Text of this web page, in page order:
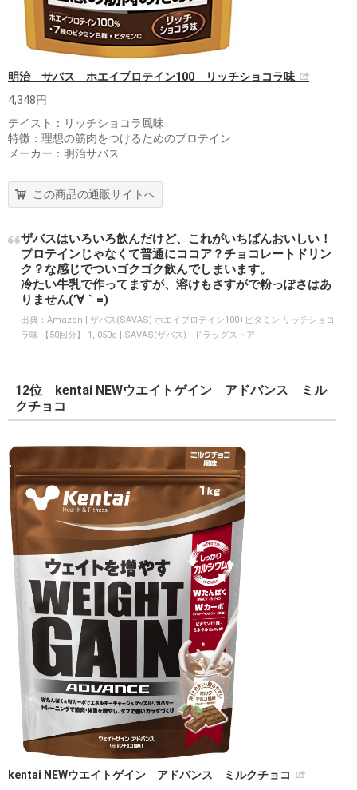
明治 サバス ホエイプロテイン100 リッチショコラ味
4,348円
テイスト：リッチショコラ風味
特徴：理想の筋肉をつけるためのプロテイン
メーカー：明治サバス
この商品の通販サイトへ
ザバスはいろいろ飲んだけど、これがいちばんおいしい！
プロテインじゃなくて普通にココア？チョコレートドリン
ク？な感じでついゴクゴク飲んでしまいます。
冷たい牛乳で作ってますが、溶けもさすがで粉っぽさはあ
りません(’∀｀=)
出典： Amazon | ザバス(SAVAS) ホエイプロテイン100+ビタミン リッチショコ
ラ味 【50回分】 1, 050g | SAVAS(ザバス) | ドラッグストア
12位 kentai NEWウエイトゲイン アドバンス ミル
クチョコ
kentai NEWウエイトゲイン アドバンス ミルクチョコ